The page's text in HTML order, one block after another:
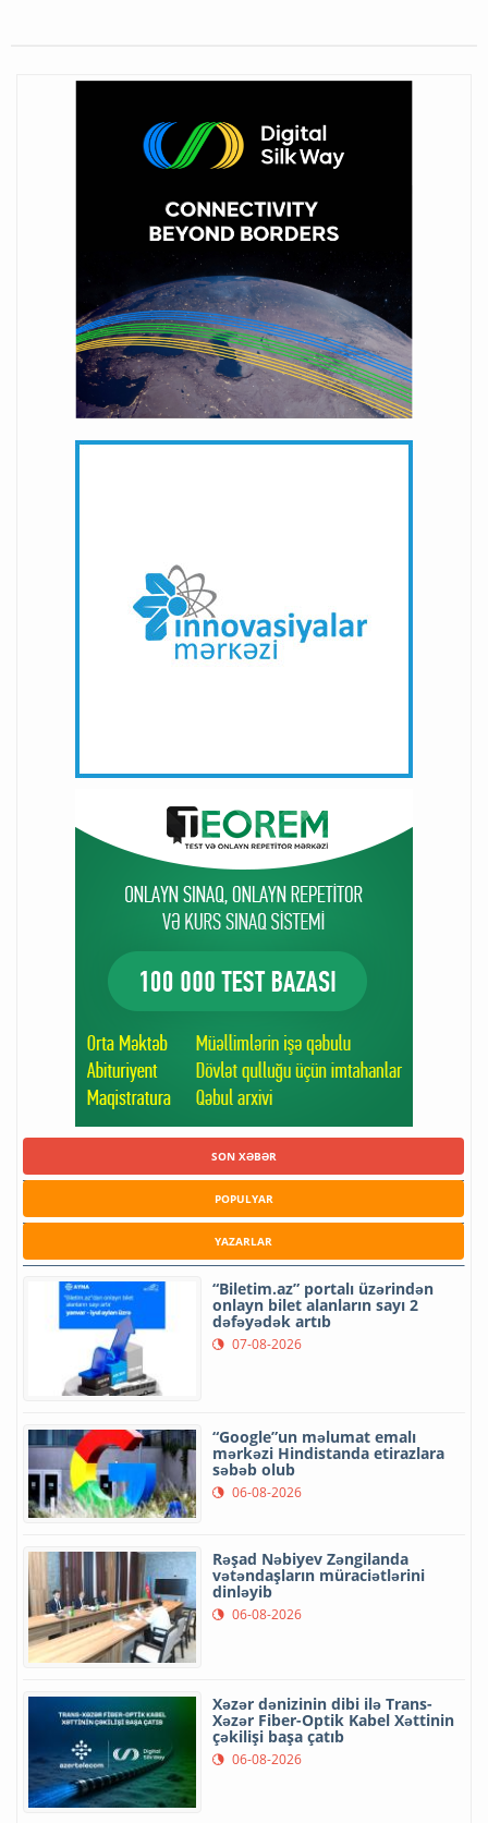
SON XƏBƏR
POPULYAR
YAZARLAR
“Biletim.az” portalı üzərindən
onlayn bilet alanların sayı 2
dəfəyədək artıb
07-08-2026
“Google”un məlumat emalı
mərkəzi Hindistanda etirazlara
səbəb olub
06-08-2026
Rəşad Nəbiyev Zəngilanda
vətəndaşların müraciətlərini
dinləyib
06-08-2026
Xəzər dənizinin dibi ilə Trans-
Xəzər Fiber-Optik Kabel Xəttinin
çəkilişi başa çatıb
06-08-2026